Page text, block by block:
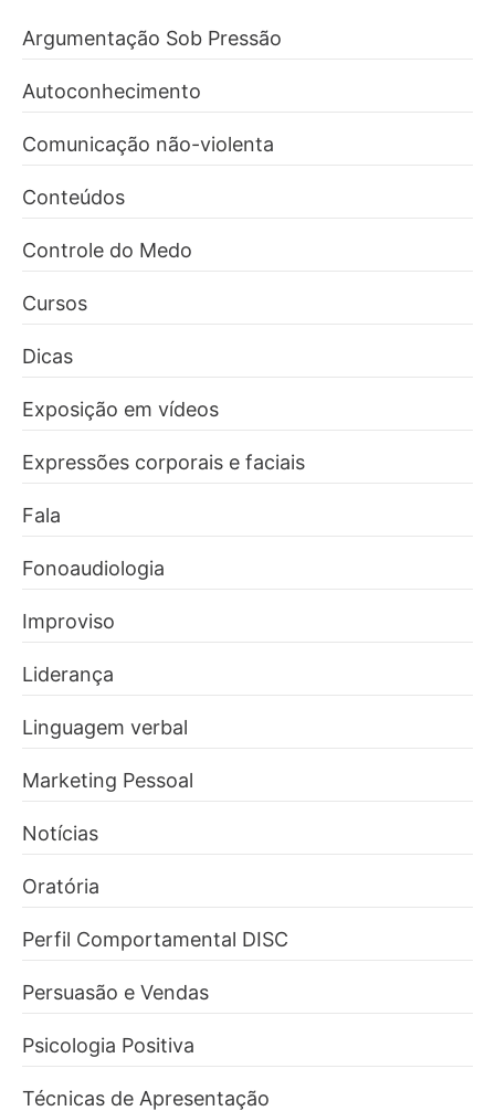
Argumentação Sob Pressão
Autoconhecimento
Comunicação não-violenta
Conteúdos
Controle do Medo
Cursos
Dicas
Exposição em vídeos
Expressões corporais e faciais
Fala
Fonoaudiologia
Improviso
Liderança
Linguagem verbal
Marketing Pessoal
Notícias
Oratória
Perfil Comportamental DISC
Persuasão e Vendas
Psicologia Positiva
Técnicas de Apresentação